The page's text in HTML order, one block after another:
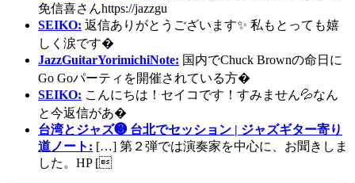
免信喜さんhttps://jazzgu
SEIKO: 返信ありがとうございます✨ 私もとっても嬉
しく涙です�
JazzGuitarYorimichiNote: 国内でChuck Brownの命日に
Go Goパーティを開催されている方�
SEIKO: こんにちは！セイコです！すみません💦なん
と今返信があ�
台湾とジャズ❸ 台北でセッション | ジャズギター寄り
道ノート: […] 第２弾では演奏家を中心に、お聞きしま
した。HP [